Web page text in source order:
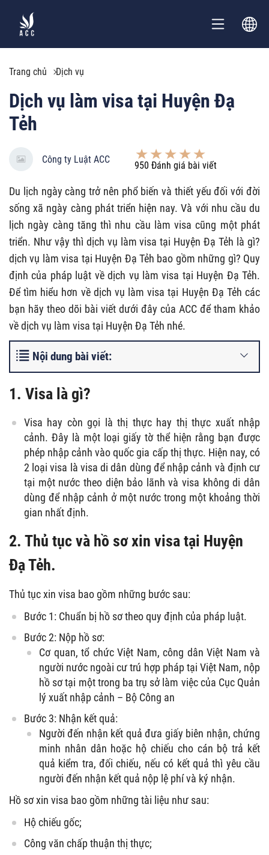
Trang chủ Dịch vụ
Dịch vụ làm visa tại Huyện Đạ
Tẻh
Công ty Luật ACC
950 Đánh giá bài viết
Du lịch ngày càng trở nên phổ biến và thiết yếu đối với đời
sống xã ngày càng phát triển hiện nay. Và với nhu cầu du
lịch ngày càng tăng thì nhu cầu làm visa cũng một phát
triển. Như vậy thì dịch vụ làm visa tại Huyện Đạ Tẻh là gì?
dịch vụ làm visa tại Huyện Đạ Tẻh bao gồm những gì? Quy
định của pháp luật về dịch vụ làm visa tại Huyện Đạ Tẻh.
Để tìm hiểu hơn về dịch vụ làm visa tại Huyện Đạ Tẻh các
bạn hãy theo dõi bài viết dưới đây của ACC để tham khảo
về dịch vụ làm visa tại Huyện Đạ Tẻh nhé.
Nội dung bài viết:
1. Visa là gì?
Visa hay còn gọi là thị thực hay thị thực xuất nhập
cảnh. Đây là một loại giấy tờ thể hiện rằng bạn được
phép nhập cảnh vào quốc gia cấp thị thực. Hiện nay, có
2 loại visa là visa di dân dùng để nhập cảnh và định cư
tại một nước theo diện bảo lãnh và visa không di dân
dùng để nhập cảnh ở một nước trong một khoảng thời
gian nhất định.
2. Thủ tục và hồ sơ xin visa tại Huyện
Đạ Tẻh.
Thủ tục xin visa bao gồm những bước sau:
Bước 1: Chuẩn bị hồ sơ theo quy định của pháp luật.
Bước 2: Nộp hồ sơ:
Cơ quan, tổ chức Việt Nam, công dân Việt Nam và
người nước ngoài cư trú hợp pháp tại Việt Nam, nộp
hồ sơ tại một trong ba trụ sở làm việc của Cục Quản
lý xuất nhập cảnh – Bộ Công an
Bước 3: Nhận kết quả:
Người đến nhận kết quả đưa giấy biên nhận, chứng
minh nhân dân hoặc hộ chiếu cho cán bộ trả kết
quả kiểm tra, đối chiếu, nếu có kết quả thì yêu cầu
người đến nhận kết quả nộp lệ phí và ký nhận.
Hồ sơ xin visa bao gồm những tài liệu như sau:
Hộ chiếu gốc;
Công văn chấp thuận thị thực;